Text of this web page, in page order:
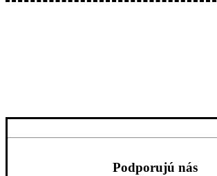
Podporujú nás